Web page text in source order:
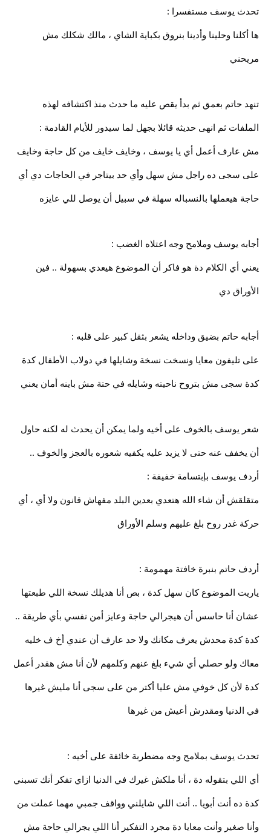
تحدث يوسف مستفسرا :
ها أكلنا وحلينا وأدينا بنروق بكباية الشاي ، مالك شكلك مش
مريحني
تنهد حاتم بعمق ثم بدأ يقص عليه ما حدث منذ اكتشافه لهذه
الملفات ثم انهى حديثه قائلا بجهل لما سيدور للأيام القادمة :
مش عارف أعمل أي يا يوسف ، وخايف خايف من كل حاجة وخايف
على سجى ده راجل مش سهل وأي حد بيتاجر في الحاجات دي أي
حاجة هيعملها بالنسباله سهلة في سبيل أن يوصل للي عايزه
أجابه يوسف وملامح وجه اعتلاه الغضب :
يعني أي الكلام دة هو فاكر أن الموضوع هيعدي بسهولة .. فين
الأوراق دي
أجابه حاتم بضيق وداخله يشعر بثقل كبير على قلبه :
على تليفون معايا ونسخت نسخة وشايلها في دولاب الأطفال كدة
كدة سجى مش بتروح ناحيته وشايله في حتة مش باينه أمان يعني
شعر يوسف بالخوف على أخيه ولما يمكن أن يحدث له لكنه حاول
أن يخفف عنه حتى لا يزيد عليه يكفيه شعوره بالعجز والخوف ..
أردف يوسف بإبتسامة خفيفة :
متقلقش أن شاء الله هتعدي بعدين البلد مفهاش قانون ولا أي ، أي
حركة غدر روح بلغ عليهم وسلم الأوراق
أردف حاتم بنبرة خافتة مهمومة :
ياريت الموضوع كان سهل كدة ، بص أنا هديلك نسخة اللي طبعتها
عشان أنا حاسس أن هيجرالي حاجة وعايز أمن نفسي بأي طريقة ..
كدة كدة محدش يعرف مكانك ولا حد عارف أن عندي أخ ف خليه
معاك ولو حصلي أي شيء بلغ عنهم وكلمهم لأن أنا مش هقدر أعمل
كدة لأن كل خوفي مش عليا أكتر من على سجى أنا مليش غيرها
في الدنيا ومقدرش أعيش من غيرها
تحدث يوسف بملامح وجه مضطربة خائفة على أخيه :
أي اللي بتقوله دة ، أنا ملكش غيرك في الدنيا ازاي تفكر أنك تسبني
كدة ده أنت أبويا .. أنت اللي شايلني وواقف جمبي مهما عملت من
وأنا صغير وأنت معايا دة مجرد التفكير أنا اللي يجرالي حاجة مش